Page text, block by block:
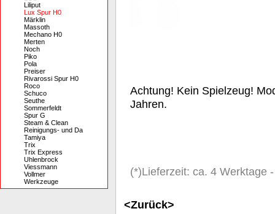
Liliput
Lux Spur H0
Märklin
Massoth
Mechano H0
Merten
Noch
Piko
Pola
Preiser
Rivarossi Spur H0
Roco
Schuco
Seuthe
Sommerfeldt
Spur G
Steam & Clean
Reinigungs- und Da
Tamiya
Trix
Trix Express
Uhlenbrock
Viessmann
Vollmer
Werkzeuge
Achtung! Kein Spielzeug!
Jahren.
(*)Lieferzeit: ca. 4 Werktage
<Zurück>